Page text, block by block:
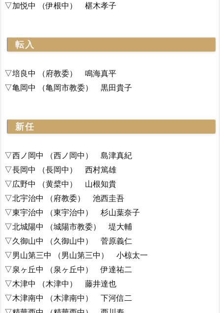
▽加悦中 （伊根中） 椹木孝子
転入
▽培良中 （府教委） 鳴海真平
▽亀岡中 （亀岡市教委） 黒田貴子
新任
▽西ノ岡中 （西ノ岡中） 島津真紀
▽長岡中 （長岡中） 西村篤雄
▽広野中 （黄檗中） 山根知貴
▽北宇治中 （府教委） 池西圭吾
▽東宇治中 （東宇治中） 杉山葉奈子
▽北城陽中 （城陽市教委） 堤大輔
▽久御山中 （久御山中） 菅原義仁
▽男山第三中 （男山第三中） 小椋太一
▽泉ヶ丘中 （泉ヶ丘中） 伊達祐二
▽木津中 （木津中） 藤井達也
▽木津南中 （木津南中） 下河信二